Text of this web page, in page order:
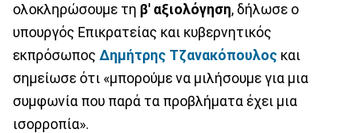
ολοκληρώσουμε τη β' αξιολόγηση, δήλωσε ο
υπουργός Επικρατείας και κυβερνητικός
εκπρόσωπος Δημήτρης Τζανακόπουλος και
σημείωσε ότι «μπορούμε να μιλήσουμε για μια
συμφωνία που παρά τα προβλήματα έχει μια
ισορροπία».